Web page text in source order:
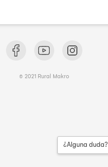
© 2021 Rural Makro
¿Alguna duda?